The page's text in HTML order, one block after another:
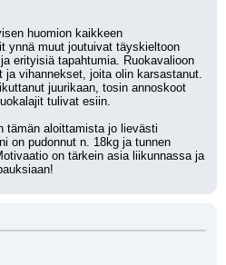
huomion kaikkeen
ynnä muut joutuivat täyskieltoon
erityisiä tapahtumia. Ruokavalioon
vihannekset, joita olin karsastanut.
juurikaan, tosin annoskoot
tulivat esiin.
tämän aloittamista jo lievästi
on pudonnut n. 18kg ja tunnen
on tärkein asia liikunnassa ja